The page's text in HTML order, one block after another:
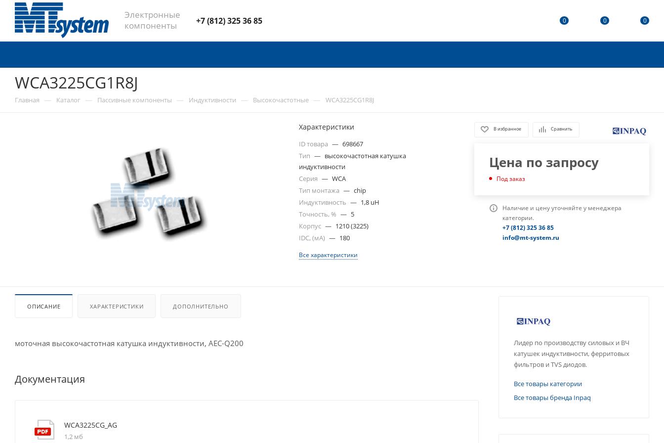
Электронные
компоненты
+7 (812) 325 36 85 0 0 0
WCA3225CG1R8J
Главная — Каталог — Пассивные компоненты — Индуктивности — Высокочастотные — WCA3225CG1R8J
Характеристики
ID товара — 698667
Тип — высокочастотная катушка
индуктивности
Серия — WCA
Тип монтажа — chip
Индуктивность — 1,8 uH
Точность, % — 5
Корпус — 1210 (3225)
IDC, (мА) — 180
Все характеристики
В избранное Сравнить
Цена по запросу
Под заказ
Наличие и цену уточняйте у менеджера
категории.
+7 (812) 325 36 85
info@mt-system.ru
ОПИСАНИЕ ХАРАКТЕРИСТИКИ ДОПОЛНИТЕЛЬНО
моточная высокочастотная катушка индуктивности, AEC-Q200
Документация
WCA3225CG_AG
1,2 мб
Лидер по производству силовых и ВЧ
катушек индуктивности, ферритовых
фильтров и TVS диодов.
Все товары категории
Все товары бренда Inpaq